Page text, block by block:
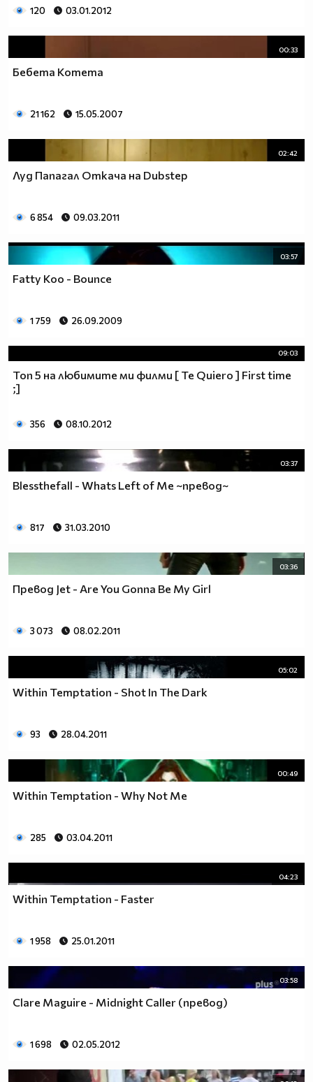
120 03.01.2012
00:33
Бебета Котета
21 162 15.05.2007
02:42
Луд Папагал Откача на Dubstep
6 854 09.03.2011
03:57
Fatty Koo - Bounce
1 759 26.09.2009
09:03
Топ 5 на любимите ми филми [ Te Quiero ] First time
;]
356 08.10.2012
03:37
Blessthefall - Whats Left of Me ~превод~
817 31.03.2010
03:36
Превод Jet - Are You Gonna Be My Girl
3 073 08.02.2011
05:02
Within Temptation - Shot In The Dark
93 28.04.2011
00:49
Within Temptation - Why Not Me
285 03.04.2011
04:23
Within Temptation - Faster
1 958 25.01.2011
03:58
Clare Maguire - Midnight Caller (превод)
1 698 02.05.2012